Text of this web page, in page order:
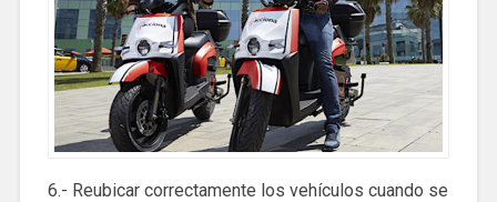
6.- Reubicar correctamente los vehículos cuando se